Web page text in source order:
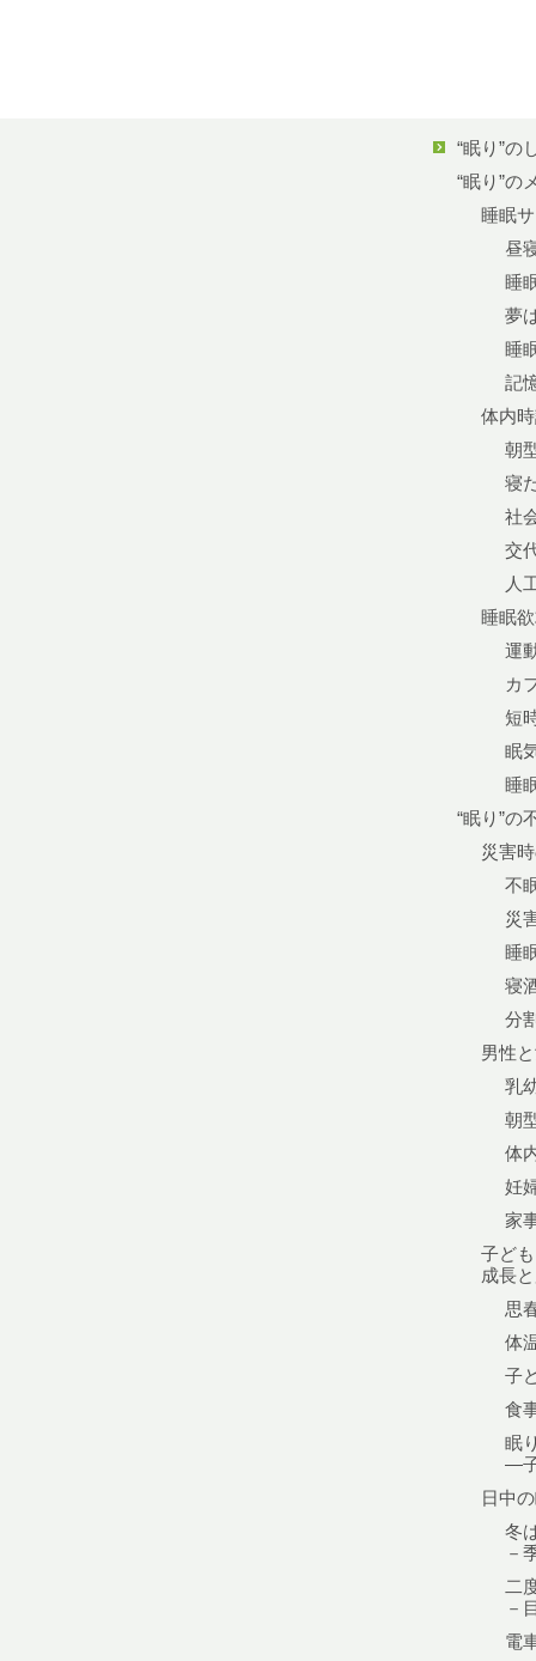
“眠り”の
“眠り”の
睡眠
昼
睡
夢
睡
記
体内
朝
寝
社
交
人
睡眠
運
カ
短
眠
睡
“眠り”の
災害
不
災
睡
寝
分
男性
乳
朝
体
妊
家
子ど
成長
思
体
子
食
眠
—
日中
冬
－
二
－
電